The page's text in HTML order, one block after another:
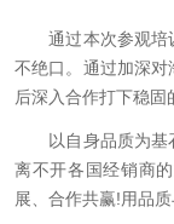
通过本次参观培
不绝口。通过加深
后深入合作打下稳固
以自身品质为基石
离不开各国经销商
展、合作共赢!用品质